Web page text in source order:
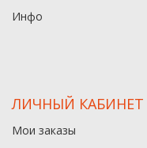
Инфо
ЛИЧНЫЙ КАБИНЕТ
Мои заказы